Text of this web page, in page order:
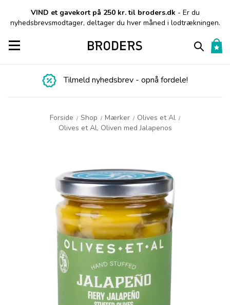
VIND et gavekort på 250 kr. til broders.dk - Er du
nyhedsbrevsmodtager, deltager du hver måned i lodtrækningen.
Toggle navigation
Tilmeld nyhedsbrev - opnå fordele!
Forside / Shop / Mærker / Olives et Al /
Olives et Al, Oliven med Jalapenos